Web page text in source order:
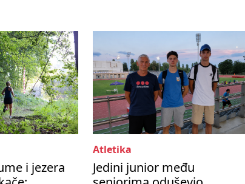
i jezera
Atletika
Jedini junior među